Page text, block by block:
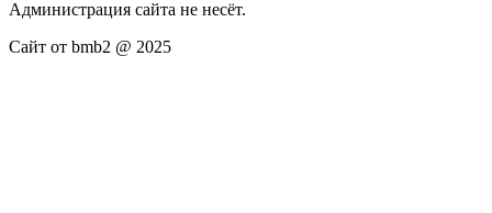
Администрация сайта не несёт.
Сайт от bmb2 @ 2025